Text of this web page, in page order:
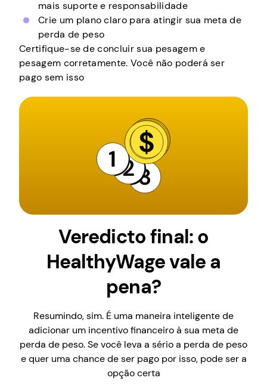
mais suporte e responsabilidade
Crie um plano claro para atingir sua meta de
perda de peso
Certifique-se de concluir sua pesagem e
pesagem corretamente. Você não poderá ser
pago sem isso
Veredicto final: o
HealthyWage vale a
pena?
Resumindo, sim. É uma maneira inteligente de
adicionar um incentivo financeiro à sua meta de
perda de peso. Se você leva a sério a perda de peso
e quer uma chance de ser pago por isso, pode ser a
opção certa